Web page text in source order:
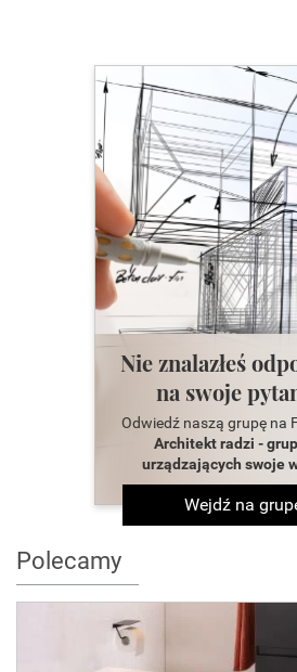
Nie znalazłeś
na swoje
Odwiedź naszą grupę na
Architekt radzi -
urządzających swoje
Wejdź na
Polecamy